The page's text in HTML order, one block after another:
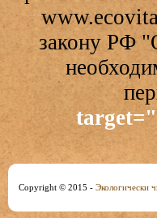
закону РФ
Copyright © 2015 - Экологически